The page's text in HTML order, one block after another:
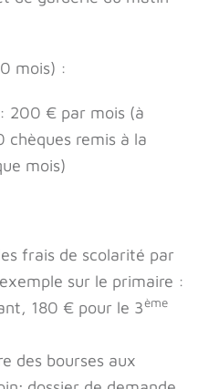
mois) :
200 € par mois (à
chèques remis à la
mois)
frais de scolarité par
sur le primaire :
180 € pour le 3ème
des bourses aux